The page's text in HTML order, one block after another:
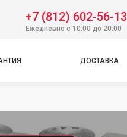
+7 (812) 602-56-13
Ежедневно с 10:00 до 20:00
ДОСТАВКА